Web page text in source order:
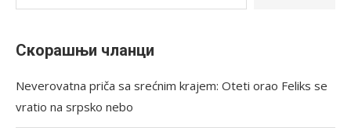
Скорашњи чланци
Neverovatna priča sa srećnim krajem: Oteti orao Feliks se
vratio na srpsko nebo